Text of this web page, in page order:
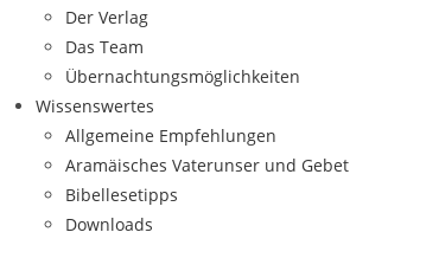
Der Verlag
Das Team
Übernachtungsmöglichkeiten
Wissenswertes
Allgemeine Empfehlungen
Aramäisches Vaterunser und Gebet
Bibellesetipps
Downloads